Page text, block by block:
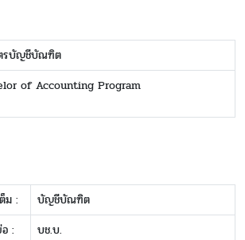
รบัญชีบัณฑิต
of Accounting Program
ม :
บัญชีบัณฑิต
:
บช.บ.